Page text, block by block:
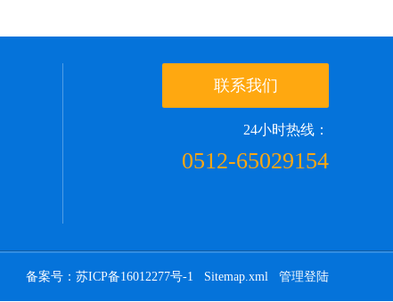
联系我们
24小时热线：
0512-65029154
备案号：苏ICP备16012277号-1 Sitemap.xml 管理登陆